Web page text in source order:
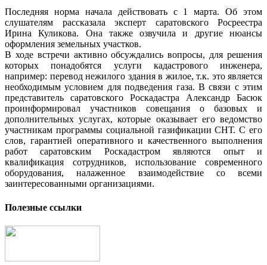
Последняя норма начала действовать с 1 марта. Об этом
слушателям рассказала эксперт саратовского Росреестра
Ирина Куликова. Она также озвучила и другие нюансы
оформления земельных участков.
В ходе встречи активно обсуждались вопросы, для решения
которых понадобятся услуги кадастрового инженера,
например: перевод нежилого здания в жилое, т.к. это является
необходимым условием для подведения газа. В связи с этим
представитель саратовского Роскадастра Александр Басюк
проинформировал участников совещания о базовых и
дополнительных услугах, которые оказывает его ведомство
участникам программы социальной газификации СНТ. С его
слов, гарантией оперативного и качественного выполнения
работ саратовским Роскадастром являются опыт и
квалификация сотрудников, использование современного
оборудования, налаженное взаимодействие со всеми
заинтересованными организациями.
Полезные ссылки